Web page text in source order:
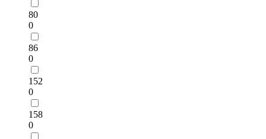
80
0
86
0
152
0
158
0